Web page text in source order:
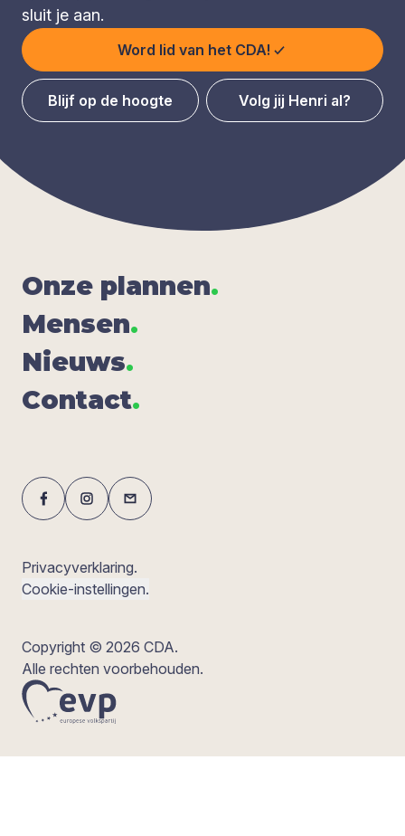
sluit je aan.
Word lid van het CDA!
Blijf op de hoogte Volg jij Henri al?
Onze plan­nen.
Men­sen.
Nieuws.
Con­tact.
Privacyverklaring.
Cookie-instellingen.
Copyright © 2026 CDA.
Alle rechten voorbehouden.